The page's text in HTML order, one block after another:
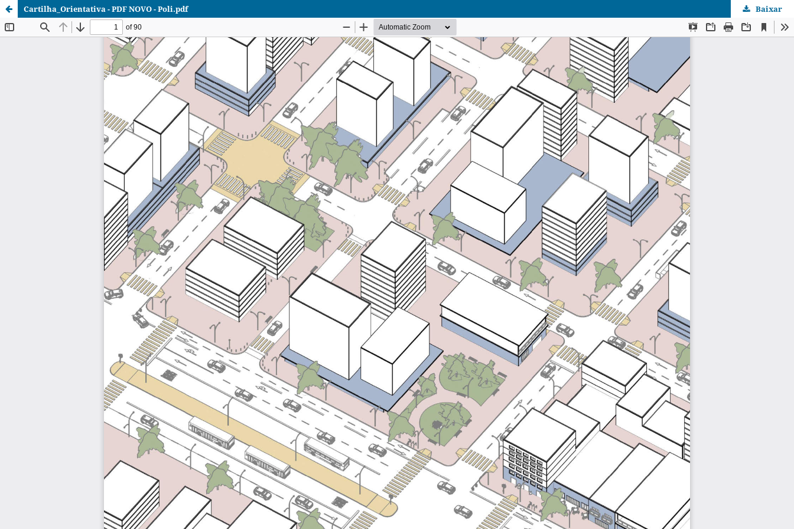
Cartilha_Orientativa - PDF NOVO - Poli.pdf Baixar